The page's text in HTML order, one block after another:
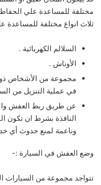
مختلفة للمساعدة علي
ثلاث انواع مختلفة
السلالم الكهربائية .
الأوناش .
مجموعة من الأشخاص ذو
في عملية التنزيل من
عن طريق ربط العفش
النافذة بشرط ان تكون
وناعمة لمنع حدوث أي
وضع العفش في السيارة :-
تتواجد مجموعة من السيارات